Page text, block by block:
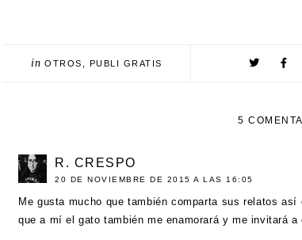
in OTROS PUBLI GRATIS
5
R. CRESPO
20 DE NOVIEMBRE DE 2015 A LAS 16:05
Me gusta mucho que también comparta sus relatos
que a mí el gato también me enamorará y me invitará a